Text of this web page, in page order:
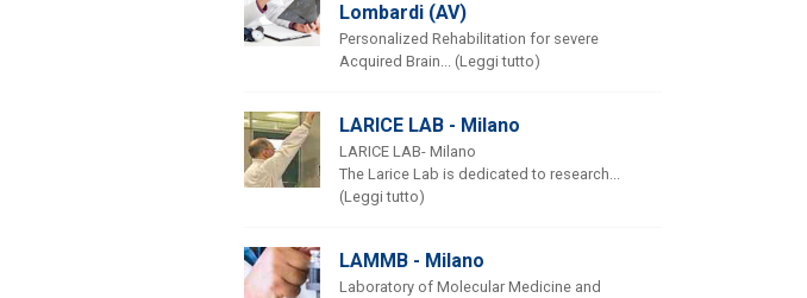
Lombardi (AV)
Personalized Rehabilitation for severe
Acquired Brain... (Leggi tutto)
LARICE LAB - Milano
LARICE LAB- Milano
The Larice Lab is dedicated to research...
(Leggi tutto)
LAMMB - Milano
Laboratory of Molecular Medicine and